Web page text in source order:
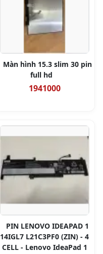
Màn hình 15.3 slim 30 pin
full hd
1941000
PIN LENOVO IDEAPAD 1
14IGL7 L21C3PF0 (ZIN) - 4
CELL - Lenovo IdeaPad 1